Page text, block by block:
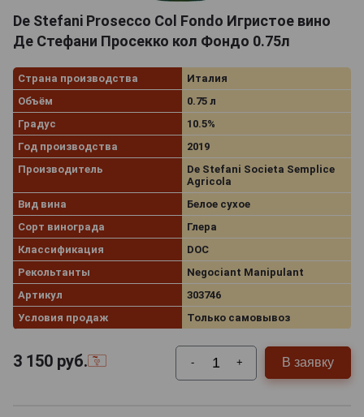
De Stefani Prosecco Col Fondo Игристое вино
Де Стефани Просекко кол Фондо 0.75л
Страна производства
Италия
Объём
0.75 л
Градус
10.5%
Год производства
2019
Производитель
De Stefani Societa Semplice
Agricola
Вид вина
Белое сухое
Сорт винограда
Глера
Классификация
DOC
Рекольтанты
Negociant Manipulant
Артикул
303746
Условия продаж
Только самовывоз
3 150 руб. - + В заявку